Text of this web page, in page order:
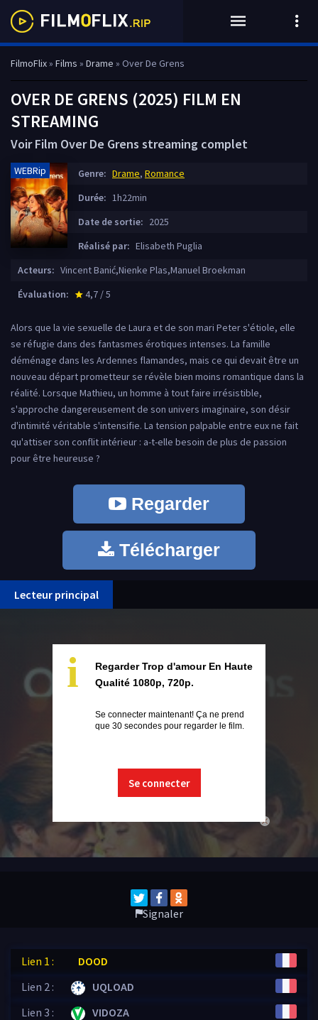
FilmoFlix» Films » Drame » Over De Grens
OVER DE GRENS (2025) FILM EN
STREAMING
Voir Film Over De Grens streaming complet
WEBRip Genre: Drame, Romance
Durée: 1h22min
Date de sortie: 2025
Réalisé par: Elisabeth Puglia
Acteurs: Vincent Banić,Nienke Plas,Manuel Broekman
Évaluation:
star_rate
4,7 / 5
Alors que la vie sexuelle de Laura et de son mari Peter s'étiole, elle
se réfugie dans des fantasmes érotiques intenses. La famille
déménage dans les Ardennes flamandes, mais ce qui devait être un
nouveau départ prometteur se révèle bien moins romantique dans la
réalité. Lorsque Mathieu, un homme à tout faire irrésistible,
s'approche dangereusement de son univers imaginaire, son désir
d'intimité véritable s'intensifie. La tension palpable entre eux ne fait
qu'attiser son conflit intérieur : a-t-elle besoin de plus de passion
pour être heureuse ?
Regarder
Télécharger
Lecteur principal
close
i
Regarder Trop d'amour En Haute
Qualité 1080p, 720p.
Se connecter maintenant! Ça ne prend
que 30 secondes pour regarder le film.
Se connecter
Signaler
Lien 1 :
DOOD
Lien 2 :
UQLOAD
Lien 3 :
VIDOZA